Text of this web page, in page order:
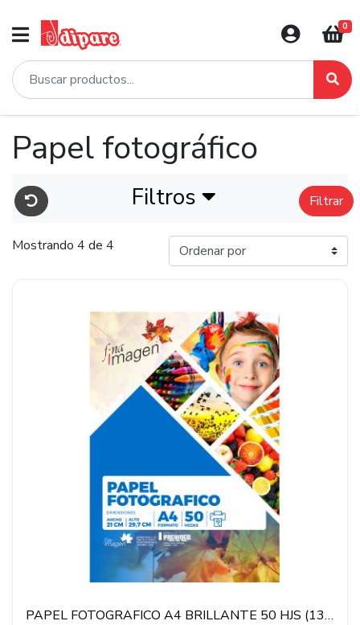
0
Papel fotográfico
Filtros Filtrar
Mostrando 4 de 4
PAPEL FOTOGRAFICO A4 BRILLANTE 50 HJS (135GR)